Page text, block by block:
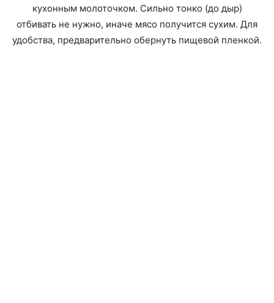
кухонным молоточком. Сильно тонко (до дыр)
отбивать не нужно, иначе мясо получится сухим. Для
удобства, предварительно обернуть пищевой пленкой.